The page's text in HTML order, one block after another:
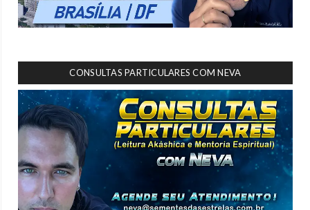
CONSULTAS PARTICULARES COM NEVA